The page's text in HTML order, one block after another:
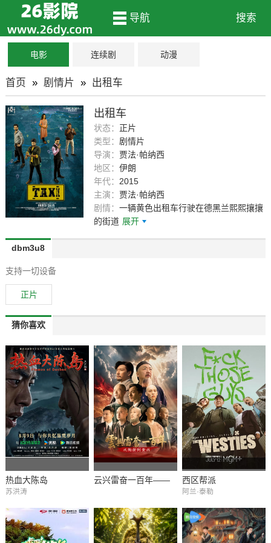
导航 搜索
电影 连续剧 动漫
首页 » 剧情片 » 出租车
出租车
状态： 正片
类型： 剧情片
导演： 贾法·帕纳西
地区：伊朗
年代： 2015
主演： 贾法·帕纳西
剧情：一辆黄色出租车行驶在德黑兰熙熙攘攘
的街道 展开
dbm3u8
支持一切设备
正片
猜你喜欢
热血大陈岛
苏洪涛
云兴雷奋一百年——
西区帮派
阿兰·泰勒